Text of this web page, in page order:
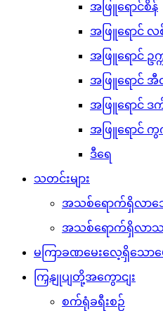
အဖြူရောင်စိန်
အဖြူရောင် လ
အဖြူရောင် ဥက္
အဖြူရောင် အီ
အဖြူရောင် ဒ
အဖြူရောင်
ဒီရေ
သတင်းများ
အသစ်ရောက်ရှိလာသော
အသစ်ရောက်ရှိလာသည်
မကြာခဏမေးလေ့ရှိသောမေ
ကြှနျုပျတို့အကွောငျး
စက်ရုံခရီးစဉ်